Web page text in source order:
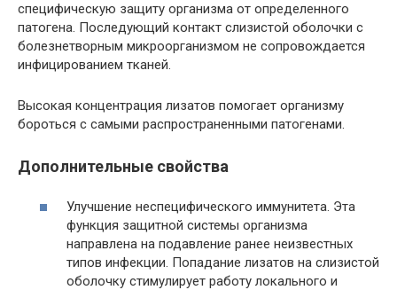
специфическую защиту организма от определенного
патогена. Последующий контакт слизистой оболочки с
болезнетворным микроорганизмом не сопровождается
инфицированием тканей.
Высокая концентрация лизатов помогает организму
бороться с самыми распространенными патогенами.
Дополнительные свойства
Улучшение неспецифического иммунитета. Эта
функция защитной системы организма
направлена на подавление ранее неизвестных
типов инфекции. Попадание лизатов на слизистой
оболочку стимулирует работу локального и